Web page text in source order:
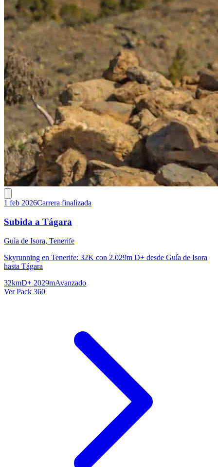
1 feb 2026Carrera finalizada
Subida a Tágara
Guía de Isora, Tenerife
Skyrunning en Tenerife: 32K con 2.029m D+ desde Guía de Isora
hasta Tágara
32kmD+ 2029mAvanzado
Ver Pack 360